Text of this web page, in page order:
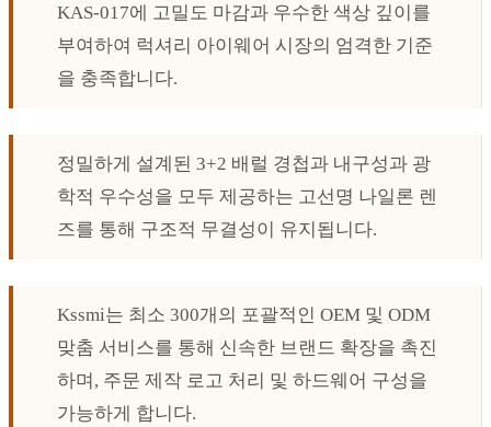
KAS-017에 고밀도 마감과 우수한 색상 깊이를
부여하여 럭셔리 아이웨어 시장의 엄격한 기준
을 충족합니다.
정밀하게 설계된 3+2 배럴 경첩과 내구성과 광
학적 우수성을 모두 제공하는 고선명 나일론 렌
즈를 통해 구조적 무결성이 유지됩니다.
Kssmi는 최소 300개의 포괄적인 OEM 및 ODM
맞춤 서비스를 통해 신속한 브랜드 확장을 촉진
하며, 주문 제작 로고 처리 및 하드웨어 구성을
가능하게 합니다.